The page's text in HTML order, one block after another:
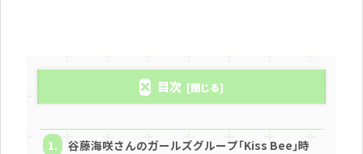
目次
谷藤海咲さんのガールズグループ｢Kiss Bee｣時